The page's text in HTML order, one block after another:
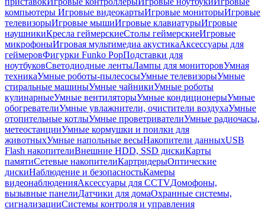
компьютеры Игровые видеокартыИгровые мониторыИгровые
телевизорыИгровые мышиИгровые клавиатурыИгровые
наушникиКресла геймерскиеСтолы геймерскиеИгровые
микрофоныИгровая мультимедиа акустикаАксессуары для
геймеровФигурки Funko PopПодставки для
ноутбуковСветодиодные лентыЛампы для мониторовУмная
техникаУмные роботы-пылесосыУмные телевизорыУмные
стиральные машиныУмные чайникиУмные роботы
кулинарныеУмные вентиляторыУмные кондиционерыУмные
обогревателиУмные увлажнители, очистители воздухаУмные
отопительные котлыУмные проветривателиУмные радиочасы,
метеостанцииУмные кормушки и поилки для
животныхУмные напольные весыНакопители данныхUSB
Flash накопителиВнешние HDD, SSD дискиКарты
памятиСетевые накопителиКартридерыОптические
дискиНаблюдение и безопасностьКамеры
видеонаблюденияАксессуары для CCTVДомофоны,
вызывные панелиДатчики для домаОхранные системы,
сигнализацииСистемы контроля и управления